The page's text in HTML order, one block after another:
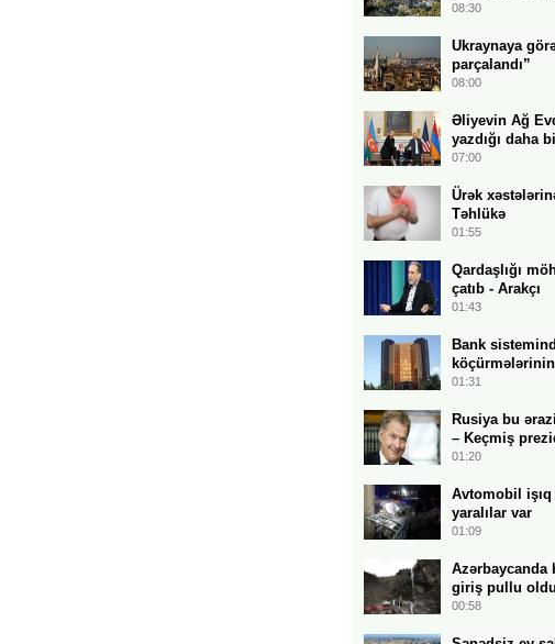
08:30
Ukraynaya
parçalandı”
08:00
Əliyevin Ağ
yazdığı daha
07:00
Ürək
Təhlükə
01:55
Qardaşlığı
çatıb - Arakçı
01:43
Bank
01:31
Rusiya bu
– Keçmiş
01:20
Avtomobil işıq
yaralılar var
01:09
Azərbaycanda
giriş pullu
00:58